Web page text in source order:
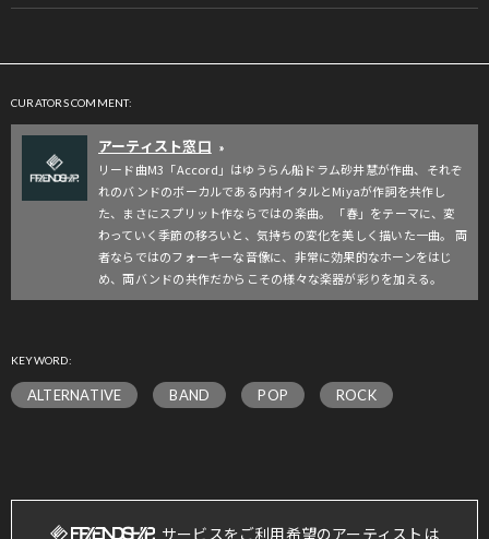
CURATORS COMMENT:
アーティスト窓口 »
リード曲M3「Accord」はゆうらん船ドラム砂井慧が作曲、それぞ
れのバンドのボーカルである内村イタルとMiyaが作詞を共作し
た、まさにスプリット作ならではの楽曲。 「春」をテーマに、変
わっていく季節の移ろいと、気持ちの変化を美しく描いた一曲。 両
者ならではのフォーキーな音像に、非常に効果的なホーンをはじ
め、両バンドの共作だからこその様々な楽器が彩りを加える。
KEYWORD:
ALTERNATIVE BAND POP ROCK
サービスをご利用希望のアーティストは